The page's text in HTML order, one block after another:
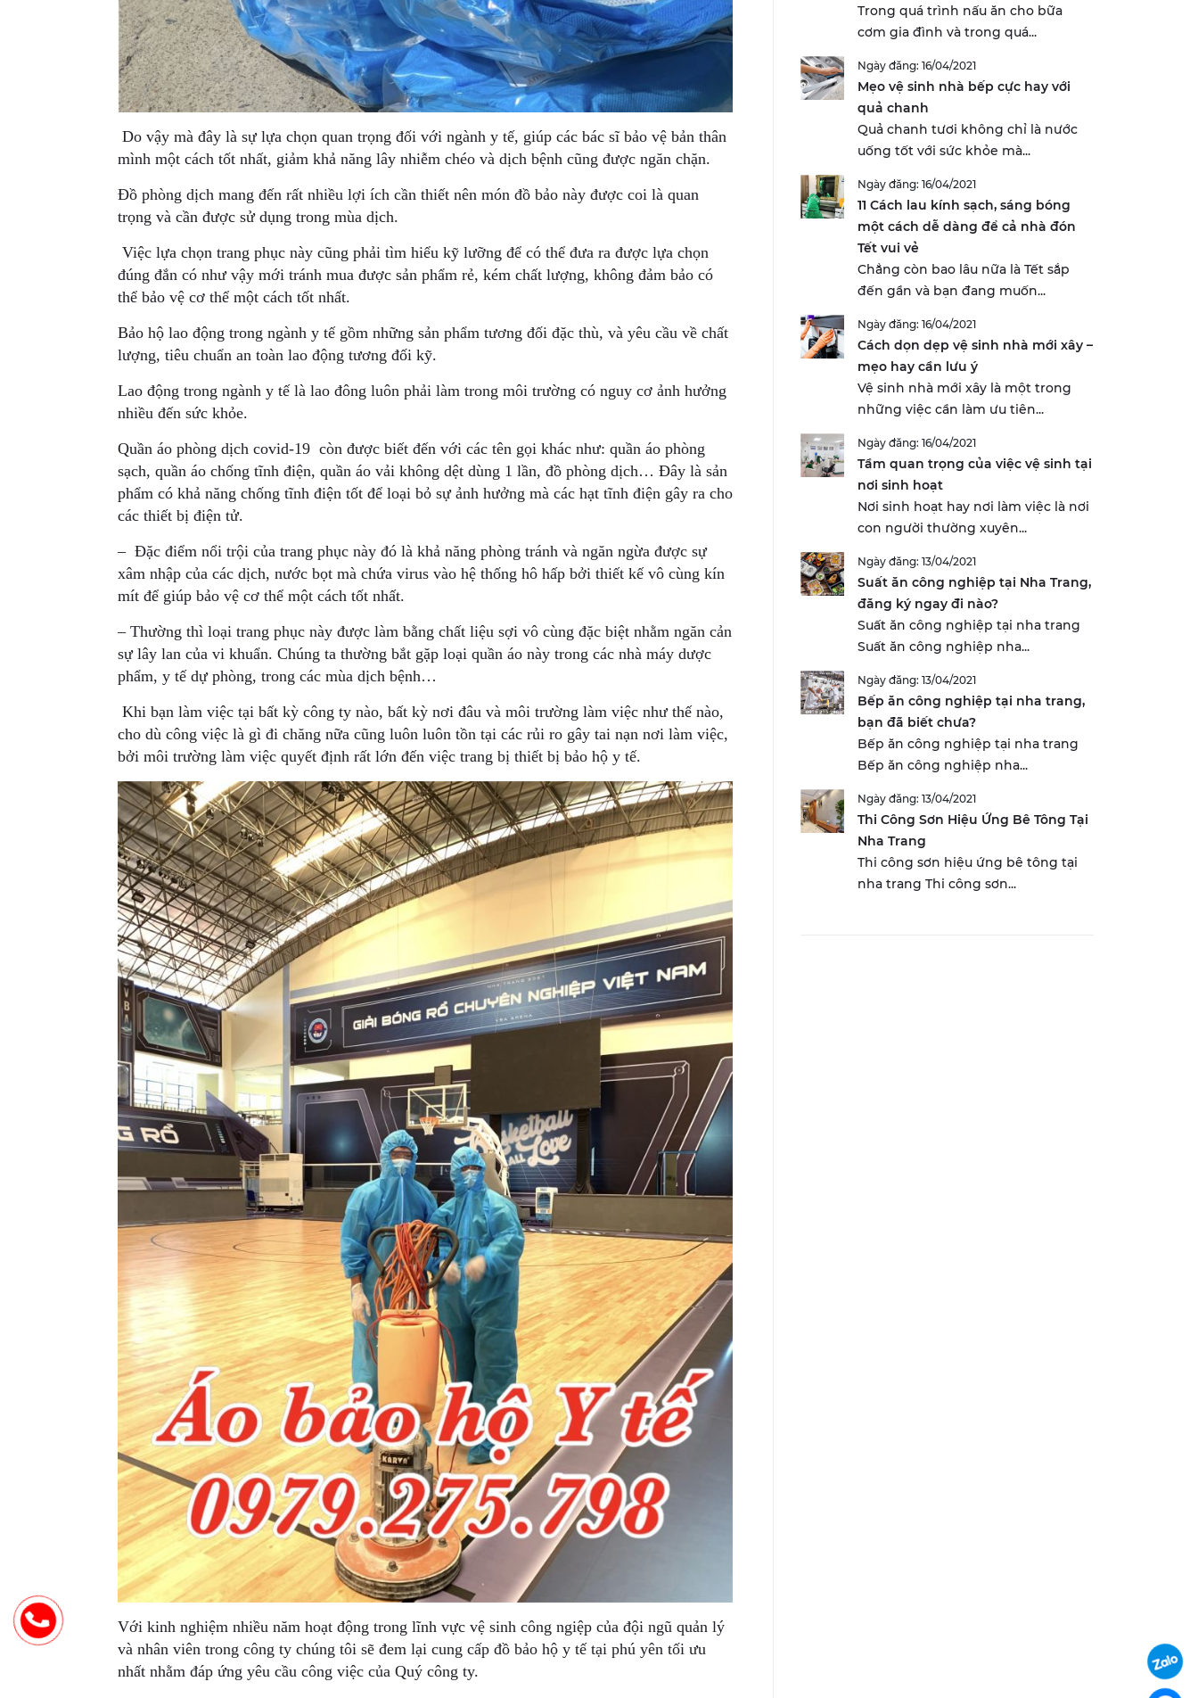
Do vậy mà đây là sự lựa chọn quan trọng đối với ngành y tế, giúp các bác sĩ bảo vệ bản thân
mình một cách tốt nhất, giảm khả năng lây nhiễm chéo và dịch bệnh cũng được ngăn chặn.
​Đồ phòng dịch mang đến rất nhiều lợi ích cần thiết nên món đồ bảo này được coi là quan
trọng và cần được sử dụng trong mùa dịch.
Việc lựa chọn trang phục này cũng phải tìm hiểu kỹ lưỡng để có thể đưa ra được lựa chọn
đúng đắn có như vậy mới tránh mua được sản phẩm rẻ, kém chất lượng, không đảm bảo có
thể bảo vệ cơ thể một cách tốt nhất.
Bảo hộ lao động trong ngành y tế gồm những sản phẩm tương đối đặc thù, và yêu cầu về chất
lượng, tiêu chuẩn an toàn lao động tương đối kỹ.
Lao động trong ngành y tế là lao đông luôn phải làm trong môi trường có nguy cơ ảnh hưởng
nhiều đến sức khỏe.
​Quần áo phòng dịch covid-19 còn được biết đến với các tên gọi khác như: quần áo phòng
sạch, quần áo chống tĩnh điện, quần áo vải không dệt dùng 1 lần, đồ phòng dịch… Đây là sản
phẩm có khả năng chống tĩnh điện tốt để loại bỏ sự ảnh hưởng mà các hạt tĩnh điện gây ra cho
các thiết bị điện tử.
– Đặc điểm nổi trội của trang phục này đó là khả năng phòng tránh và ngăn ngừa được sự
xâm nhập của các dịch, nước bọt mà chứa virus vào hệ thống hô hấp bởi thiết kế vô cùng kín
mít để giúp bảo vệ cơ thể một cách tốt nhất.
– Thường thì loại trang phục này được làm bằng chất liệu sợi vô cùng đặc biệt nhằm ngăn cản
sự lây lan của vi khuẩn. Chúng ta thường bắt gặp loại quần áo này trong các nhà máy dược
phẩm, y tế dự phòng, trong các mùa dịch bệnh…
Khi bạn làm việc tại bất kỳ công ty nào, bất kỳ nơi đâu và môi trường làm việc như thế nào,
cho dù công việc là gì đi chăng nữa cũng luôn luôn tồn tại các rủi ro gây tai nạn nơi làm việc,
bởi môi trường làm việc quyết định rất lớn đến việc trang bị thiết bị bảo hộ y tế.
Với kinh nghiệm nhiều năm hoạt động trong lĩnh vực vệ sinh công ngiệp của đội ngũ quản lý
và nhân viên trong công ty chúng tôi sẽ đem lại cung cấp đồ bảo hộ y tế tại phú yên tối ưu
nhất nhằm đáp ứng yêu cầu công việc của Quý công ty.
Trong quá trình nấu ăn cho bữa
cơm gia đình và trong quá...
Ngày đăng: 16/04/2021
Mẹo vệ sinh nhà bếp cực hay với
quả chanh
Quả chanh tươi không chỉ là nước
uống tốt với sức khỏe mà...
Ngày đăng: 16/04/2021
11 Cách lau kính sạch, sáng bóng
một cách dễ dàng để cả nhà đón
Tết vui vẻ
Chẳng còn bao lâu nữa là Tết sắp
đến gần và bạn đang muốn...
Ngày đăng: 16/04/2021
Cách dọn dẹp vệ sinh nhà mới xây –
mẹo hay cần lưu ý
Vệ sinh nhà mới xây là một trong
những việc cần làm ưu tiên...
Ngày đăng: 16/04/2021
Tầm quan trọng của việc vệ sinh tại
nơi sinh hoạt
Nơi sinh hoạt hay nơi làm việc là nơi
con người thường xuyên...
Ngày đăng: 13/04/2021
Suất ăn công nghiệp tại Nha Trang,
đăng ký ngay đi nào?
Suất ăn công nghiệp tại nha trang
Suất ăn công nghiệp nha...
Ngày đăng: 13/04/2021
Bếp ăn công nghiệp tại nha trang,
bạn đã biết chưa?
Bếp ăn công nghiệp tại nha trang
Bếp ăn công nghiệp nha...
Ngày đăng: 13/04/2021
Thi Công Sơn Hiệu Ứng Bê Tông Tại
Nha Trang
Thi công sơn hiệu ứng bê tông tại
nha trang Thi công sơn...